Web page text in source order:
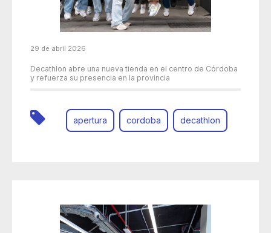
29 de abril 2026
Decathlon abre una nueva tienda en el centro de Córdoba
y refuerza su presencia en la provincia
apertura cordoba decathlon